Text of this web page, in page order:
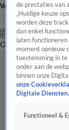
Volg Hart van
Zoeken
OverzichtRegio
de prestaties van
„Huidige keuze
worden deze
dan enkel
laten
moment opnieuw
toestemming in
onder aan de
binnen onze
onze
Digitale Diensten.
Functioneel &